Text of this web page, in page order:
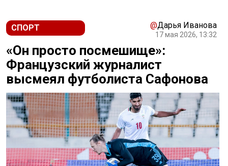
СПОРТ @Дарья Иванова
17 мая 2026, 13:32
«Он просто посмешище»:
Французский журналист
высмеял футболиста Сафонова